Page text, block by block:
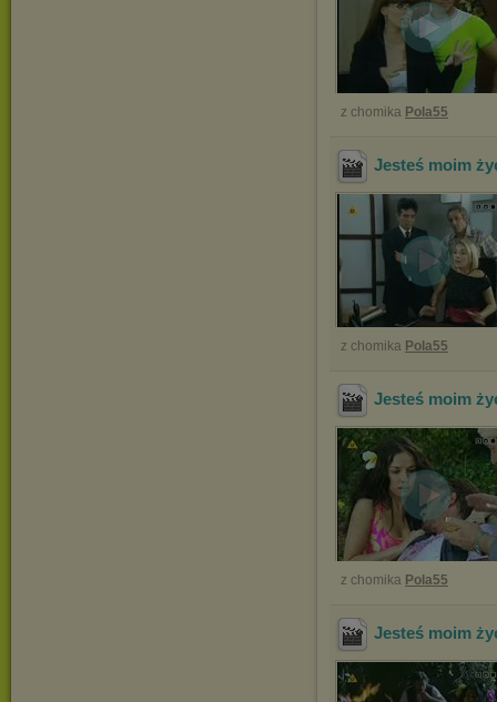
z chomika Pola55
Jesteś moim
z chomika Pola55
Jesteś moim
z chomika Pola55
Jesteś moim